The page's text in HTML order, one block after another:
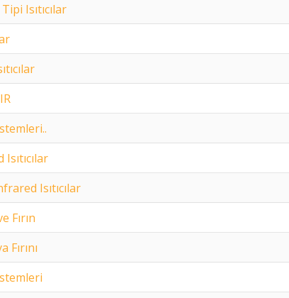
Isıtıcılar
Isıtıcılar
Fırın